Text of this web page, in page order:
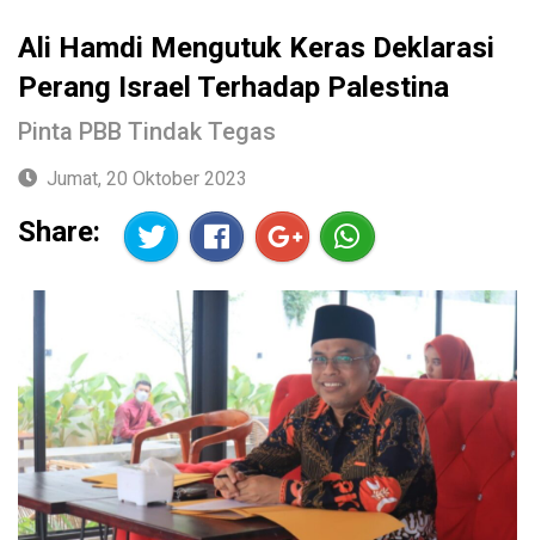
Ali Hamdi Mengutuk Keras Deklarasi
Perang Israel Terhadap Palestina
Pinta PBB Tindak Tegas
Jumat, 20 Oktober 2023
Share: